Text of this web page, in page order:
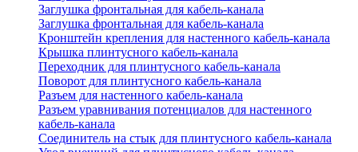
Заглушка фронтальная для кабель-канала
Заглушка фронтальная для кабель-канала
Кронштейн крепления для настенного кабель-канала
Крышка плинтусного кабель-канала
Переходник для плинтусного кабель-канала
Поворот для плинтусного кабель-канала
Разъем для настенного кабель-канала
Разъем уравнивания потенциалов для настенного
кабель-канала
Соединитель на стык для плинтусного кабель-канала